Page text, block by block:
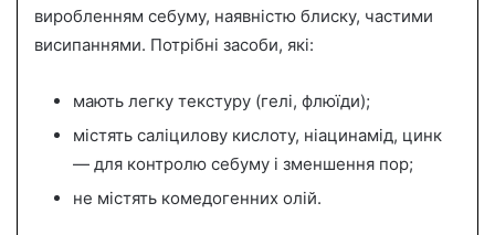
виробленням себуму, наявністю блиску, частими
висипаннями. Потрібні засоби, які:
мають легку текстуру (гелі, флюїди);
містять саліцилову кислоту, ніацинамід, цинк
— для контролю себуму і зменшення пор;
не містять комедогенних олій.